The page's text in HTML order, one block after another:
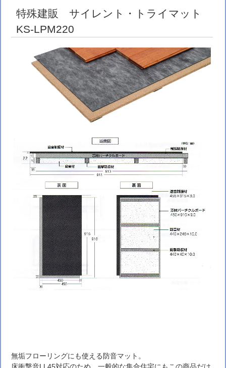
特殊建販 サイレント・トライマット
KS-LPM220
無垢フローリングにも使える防音マット。